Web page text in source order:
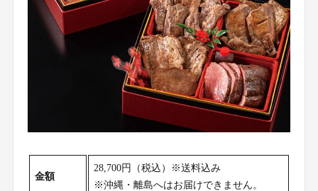
金額
28,700円（税込）※送料込み
※沖縄・離島へはお届けできません。